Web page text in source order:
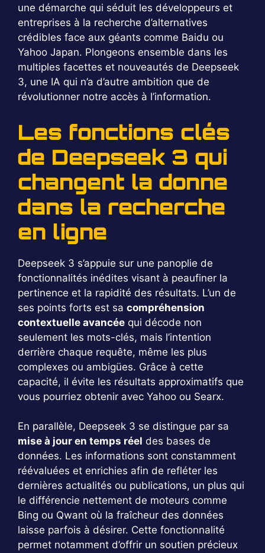
une démarche qui séduit les développeurs et
entreprises à la recherche d’alternatives
crédibles face aux géants comme Baidu ou
Yahoo Japan. Plongeons ensemble dans les
multiples facettes et nouveautés de Deepseek
3, une IA qui n’a d’autre ambition que de
révolutionner notre accès à l’information.
Les fonctions clés
de Deepseek 3 qui
changent la donne
dans la recherche
en ligne
Deepseek 3 s’appuie sur une panoplie de
fonctionnalités inédites visant à peaufiner la
pertinence et la rapidité des résultats. L’un de
ses points forts est sa compréhension
contextuelle avancée qui décode non
seulement les mots-clés, mais l’intention
derrière chaque requête, même les plus
complexes ou ambigües. Grâce à cette
capacité, il évite les résultats approximatifs que
vous pourriez obtenir avec Yahoo ou Searx.
En parallèle, Deepseek 3 se distingue par sa
mise à jour en temps réel des bases de
données. Les informations sont constamment
réévaluées et enrichies afin de refléter les
dernières actualités ou publications, un plus qui
le différencie nettement de moteurs comme
Bing ou Qwant où la fraîcheur des données
laisse parfois à désirer. Cette fonctionnalité
permet notamment d’offrir un soutien précieux